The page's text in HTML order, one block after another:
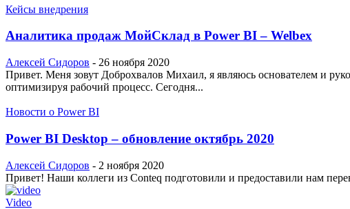
Кейсы внедрения
Аналитика продаж МойСклад в Power BI – Welbex
Алексей Сидоров - 26 ноября 2020
Привет. Меня зовут Доброхвалов Михаил, я являюсь основателем и
оптимизируя рабочий процесс. Сегодня...
Новости о Power BI
Power BI Desktop – обновление октябрь 2020
Алексей Сидоров - 2 ноября 2020
Привет! Наши коллеги из Conteq подготовили и предоставили нам
Video